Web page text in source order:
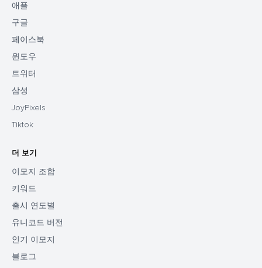
애플
구글
페이스북
윈도우
트위터
삼성
JoyPixels
Tiktok
더 보기
이모지 조합
키워드
출시 연도별
유니코드 버전
인기 이모지
블로그